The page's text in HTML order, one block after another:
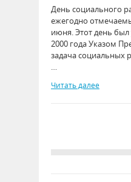
День социального
ежегодно
июня. Этот день был
2000 года Указом
задача социальных
…
Читать далее